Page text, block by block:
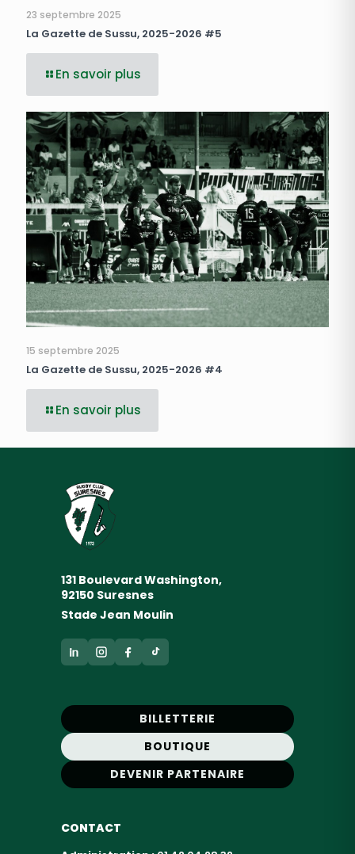
23 septembre 2025
La Gazette de Sussu, 2025-2026 #5
En savoir plus
15 septembre 2025
La Gazette de Sussu, 2025-2026 #4
En savoir plus
131 Boulevard Washington,
92150 Suresnes
Stade Jean Moulin
BILLETTERIE
BOUTIQUE
DEVENIR PARTENAIRE
CONTACT